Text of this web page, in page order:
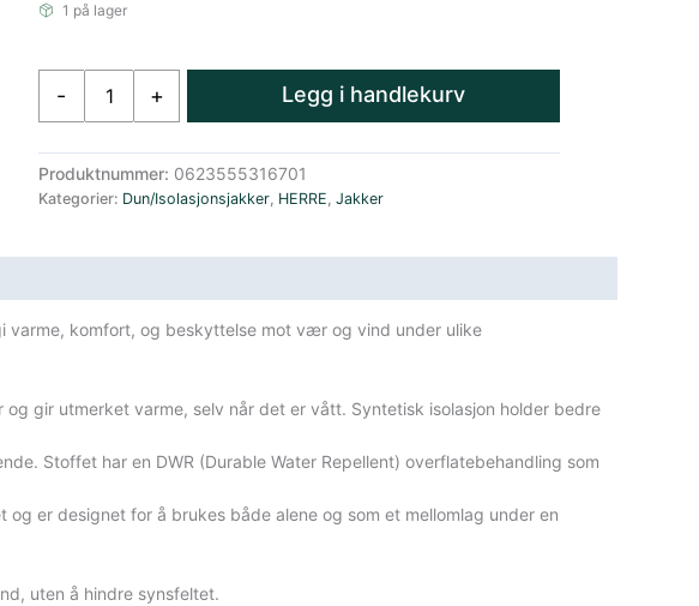
1 på lager
-
M
Black
Sapphire
+ Legg i handlekurv
Produktnummer: 0623555316701
Kategorier: Dun/Isolasjonsjakker, HERRE, Jakker
varme, komfort, og beskyttelse mot vær og vind under ulike
gir utmerket varme, selv når det er vått. Syntetisk isolasjon holder bedre
Stoffet har en DWR (Durable Water Repellent) overflatebehandling som
er designet for å brukes både alene og som et mellomlag under en
uten å hindre synsfeltet.